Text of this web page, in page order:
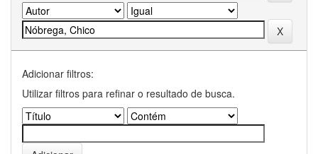
Adicionar filtros:
Utilizar filtros para refinar o resultado de busca.